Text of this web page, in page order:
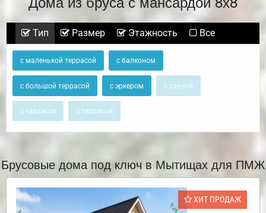
Тип Размер Этажность Все
с маленькой террасой с балконом
с большой террасой с эркером с сауной
с гаражом с террасой
Брусовые дома под ключ в Мытищах для ПМЖ
ХИТ ПРОДАЖ